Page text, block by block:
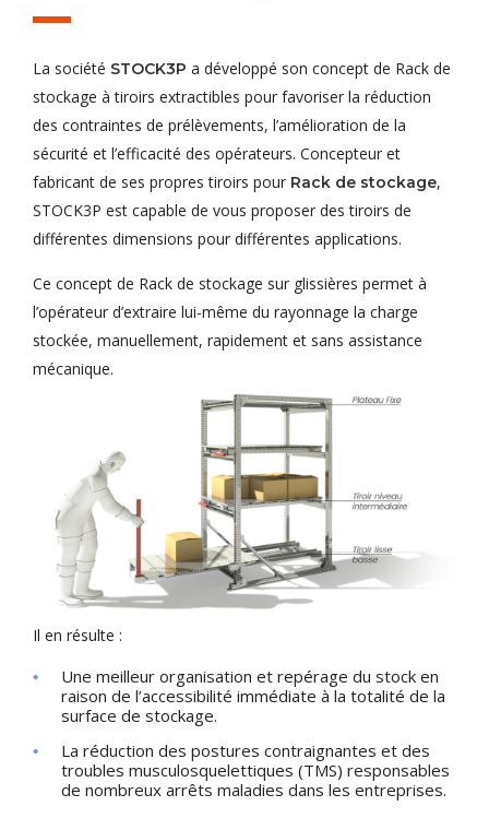
La société STOCK3P a développé son concept de Rack de
stockage à tiroirs extractibles pour favoriser la réduction
des contraintes de prélèvements, l’amélioration de la
sécurité et l’efficacité des opérateurs. Concepteur et
fabricant de ses propres tiroirs pour Rack de stockage,
STOCK3P est capable de vous proposer des tiroirs de
différentes dimensions pour différentes applications.
Ce concept de Rack de stockage sur glissières permet à
l’opérateur d’extraire lui-même du rayonnage la charge
stockée, manuellement, rapidement et sans assistance
mécanique.
Il en résulte :
Une meilleur organisation et repérage du stock en
raison de l’accessibilité immédiate à la totalité de la
surface de stockage.
La réduction des postures contraignantes et des
troubles musculosquelettiques (TMS) responsables
de nombreux arrêts maladies dans les entreprises.